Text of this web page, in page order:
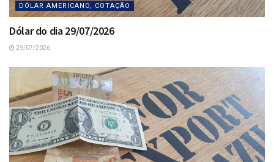
DÓLAR AMERICANO, COTAÇÃO
Dólar do dia 29/07/2026
29/07/2026